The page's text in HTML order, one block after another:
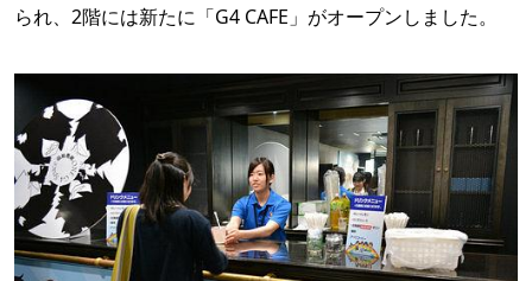
られ、2階には新たに「G4 CAFE」がオープンしました。